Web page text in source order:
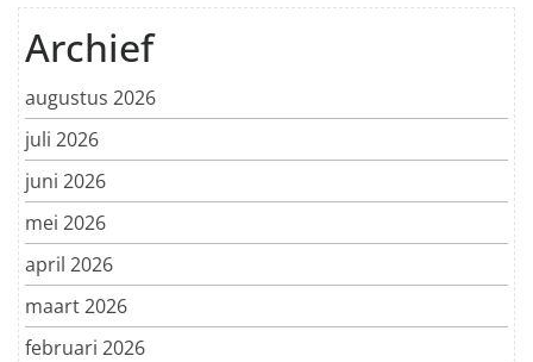
Archief
augustus 2026
juli 2026
juni 2026
mei 2026
april 2026
maart 2026
februari 2026